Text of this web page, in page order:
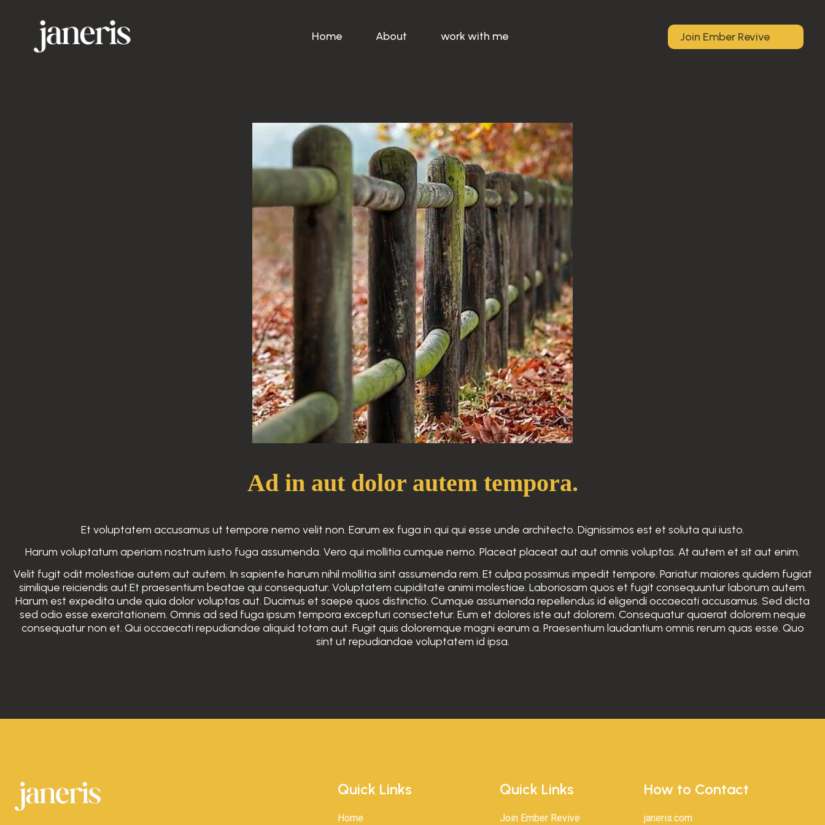
Home About work with me Join Ember Revive
Ad in aut dolor autem tempora.
Et voluptatem accusamus ut tempore nemo velit non. Earum ex fuga in qui qui esse unde architecto. Dignissimos est et soluta qui iusto.
Harum voluptatum aperiam nostrum iusto fuga assumenda. Vero qui mollitia cumque nemo. Placeat placeat aut aut omnis voluptas. At autem et sit aut enim.
Velit fugit odit molestiae autem aut autem. In sapiente harum nihil mollitia sint assumenda rem. Et culpa possimus impedit tempore. Pariatur maiores quidem fugiat
similique reiciendis aut.Et praesentium beatae qui consequatur. Voluptatem cupiditate animi molestiae. Laboriosam quos et fugit consequuntur laborum autem.
Harum est expedita unde quia dolor voluptas aut. Ducimus et saepe quos distinctio. Cumque assumenda repellendus id eligendi occaecati accusamus. Sed dicta
sed odio esse exercitationem. Omnis ad sed fuga ipsum tempora excepturi consectetur. Eum et dolores iste aut dolorem. Consequatur quaerat dolorem neque
consequatur non et. Qui occaecati repudiandae aliquid totam aut. Fugit quis doloremque magni earum a. Praesentium laudantium omnis rerum quas esse. Quo
sint ut repudiandae voluptatem id ipsa.
Quick Links
Home
Quick Links
Join Ember Revive
How to Contact
janeris.com